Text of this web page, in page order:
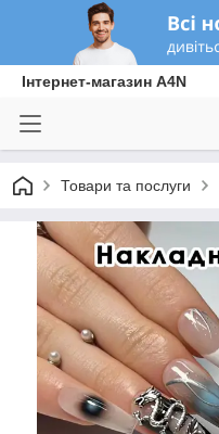
Інтернет-магазин A4N
Товари та послуги